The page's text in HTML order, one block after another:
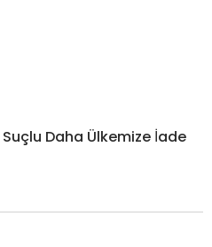
Suçlu Daha Ülkemize İade